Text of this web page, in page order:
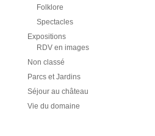
Folklore
Spectacles
Expositions
RDV en images
Non classé
Parcs et Jardins
Séjour au château
Vie du domaine